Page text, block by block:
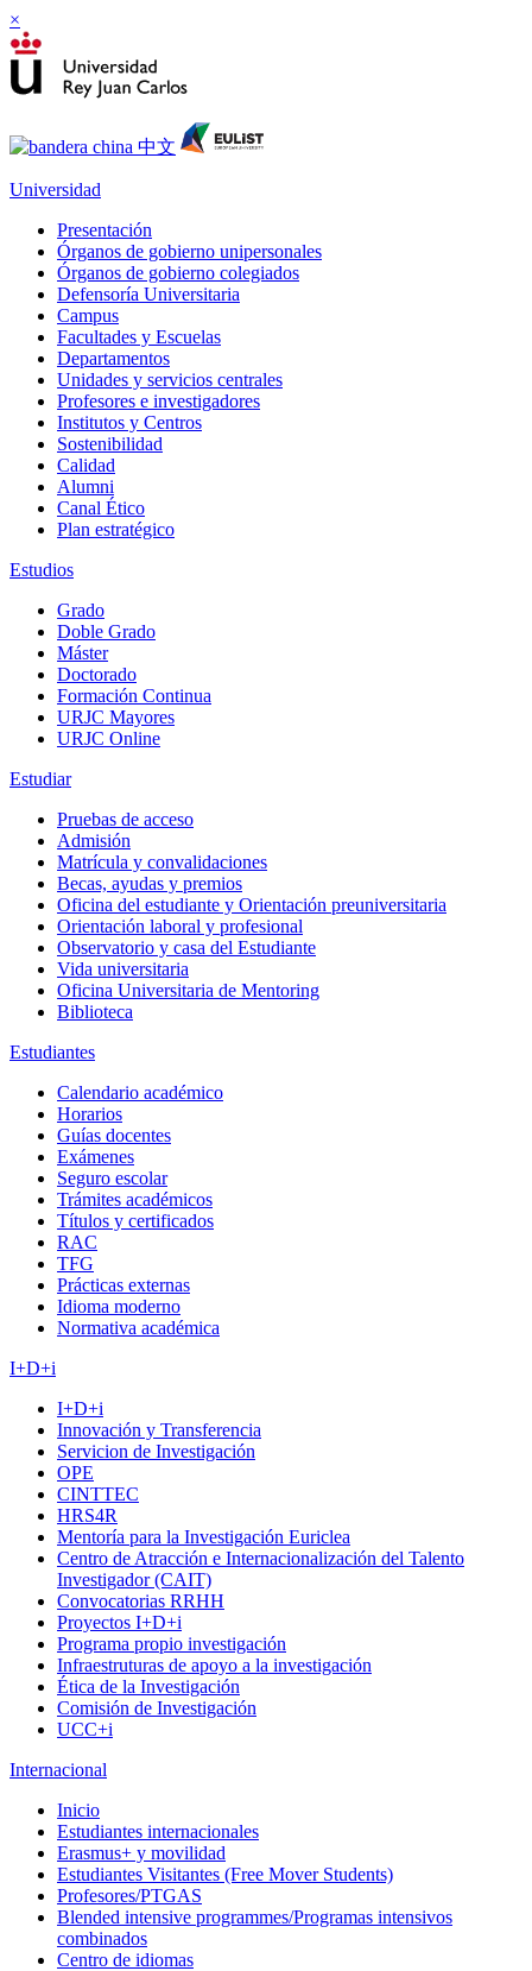
×
Universidad
Presentación
Órganos de gobierno unipersonales
Órganos de gobierno colegiados
Defensoría Universitaria
Campus
Facultades y Escuelas
Departamentos
Unidades y servicios centrales
Profesores e investigadores
Institutos y Centros
Sostenibilidad
Calidad
Alumni
Canal Ético
Plan estratégico
Estudios
Grado
Doble Grado
Máster
Doctorado
Formación Continua
URJC Mayores
URJC Online
Estudiar
Pruebas de acceso
Admisión
Matrícula y convalidaciones
Becas, ayudas y premios
Oficina del estudiante y Orientación preuniversitaria
Orientación laboral y profesional
Observatorio y casa del Estudiante
Vida universitaria
Oficina Universitaria de Mentoring
Biblioteca
Estudiantes
Calendario académico
Horarios
Guías docentes
Exámenes
Seguro escolar
Trámites académicos
Títulos y certificados
RAC
TFG
Prácticas externas
Idioma moderno
Normativa académica
I+D+i
I+D+i
Innovación y Transferencia
Servicion de Investigación
OPE
CINTTEC
HRS4R
Mentoría para la Investigación Euriclea
Centro de Atracción e Internacionalización del Talento
Investigador (CAIT)
Convocatorias RRHH
Proyectos I+D+i
Programa propio investigación
Infraestruturas de apoyo a la investigación
Ética de la Investigación
Comisión de Investigación
UCC+i
Internacional
Inicio
Estudiantes internacionales
Erasmus+ y movilidad
Estudiantes Visitantes (Free Mover Students)
Profesores/PTGAS
Blended intensive programmes/Programas intensivos
combinados
Centro de idiomas